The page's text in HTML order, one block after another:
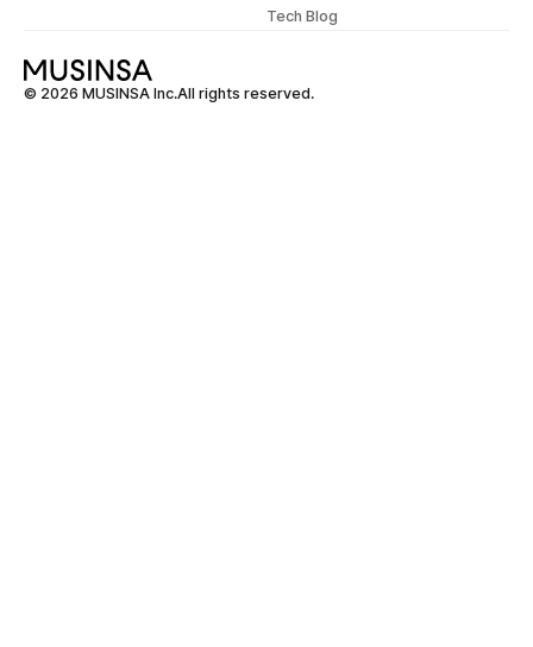
Tech Blog
© 2026 MUSINSA Inc.All rights reserved.